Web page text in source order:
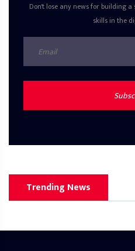
Don't lose any news for building
skills in the
Trending News